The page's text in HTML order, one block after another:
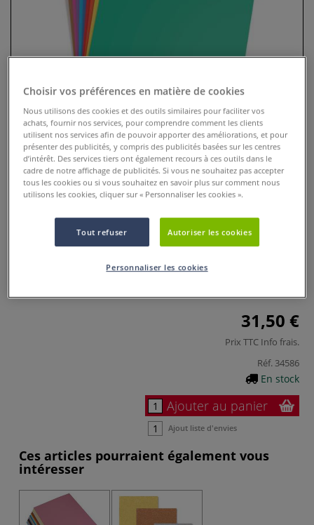
Paquet de 28 feuilles couleurs
vives Maya Clairefontaine
Feuilles teintées dans la masse, résistantes à la lumière
31,50 €
Prix TTC Info frais.
Réf. 34586
En stock
Ajouter au panier
Ajout liste d'envies
Ces articles pourraient également vous
intéresser
Choisir vos préférences en matière de cookies
Nous utilisons des cookies et des outils similaires pour faciliter vos
achats, fournir nos services, pour comprendre comment les clients
utilisent nos services afin de pouvoir apporter des améliorations, et pour
présenter des publicités, y compris des publicités basées sur les centres
d’intérêt. Des services tiers ont également recours à ces outils dans le
cadre de notre affichage de publicités. Si vous ne souhaitez pas accepter
tous les cookies ou si vous souhaitez en savoir plus sur comment nous
utilisons les cookies, cliquer sur « Personnaliser les cookies ».
Tout refuser Autoriser les cookies
Personnaliser les cookies